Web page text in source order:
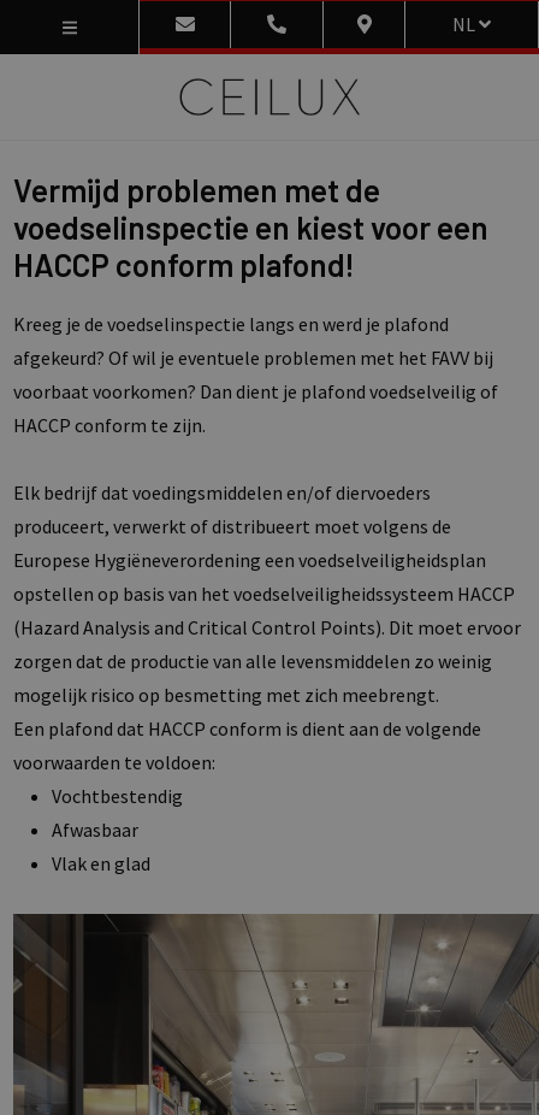
NL
Vermijd problemen met de
voedselinspectie en kiest voor een
HACCP conform plafond!
Kreeg je de voedselinspectie langs en werd je plafond
afgekeurd? Of wil je eventuele problemen met het FAVV bij
voorbaat voorkomen? Dan dient je plafond voedselveilig of
HACCP conform te zijn.
Elk bedrijf dat voedingsmiddelen en/of diervoeders
produceert, verwerkt of distribueert moet volgens de
Europese Hygiëneverordening een voedselveiligheidsplan
opstellen op basis van het voedselveiligheidssysteem HACCP
(Hazard Analysis and Critical Control Points). Dit moet ervoor
zorgen dat de productie van alle levensmiddelen zo weinig
mogelijk risico op besmetting met zich meebrengt.
Een plafond dat HACCP conform is dient aan de volgende
voorwaarden te voldoen:
Vochtbestendig
Afwasbaar
Vlak en glad